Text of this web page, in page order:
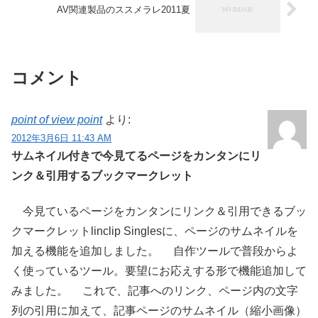
AV関連製品のススメラレ2011夏
コメント
point of view point より:
2012年3月6日 11:43 AM
サムネイル付きで今見てるページをカンタンにリ
ンク＆引用するブックマークレット
今見ているページをカンタンにリンク＆引用できるブッ
クマークレットlinclip Singlesに、ページのサムネイルを
加える機能を追加しました。 自作ツールで普段からよ
く使っているツール。要望にお応えする形で機能追加して
みました。 これで、記事へのリンク、ページ内の文字
列の引用に加えて、記事ページのサムネイル（縮小画像）